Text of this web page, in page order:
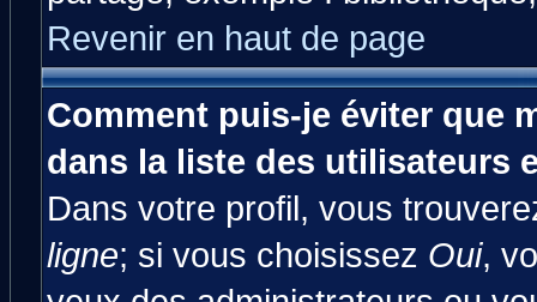
Revenir en haut de page
Comment puis-je éviter que
dans la liste des utilisateurs
Dans votre profil, vous
ligne; si vous choisissez Oui,